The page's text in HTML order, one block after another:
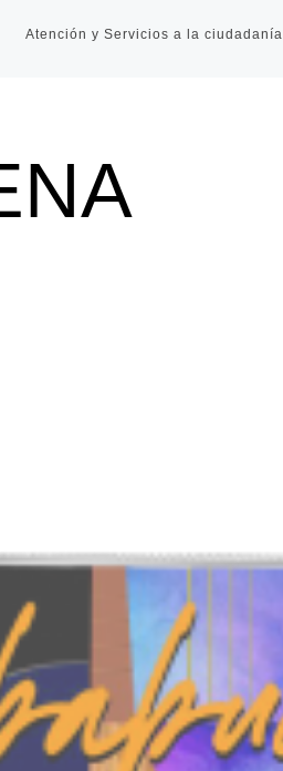
Atención y Servicios a la ciudadanía